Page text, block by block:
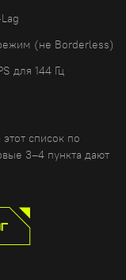
(не Borderless)
для 144 Гц
список по
3–4 пункта дают